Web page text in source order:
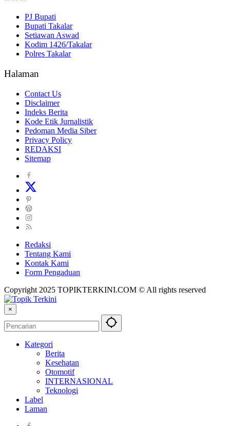
PJ Bupati
Bupati Takalar
Setiawan Aswad
Kodim 1426/Takalar
Polres Takalar
Halaman
Contact Us
Disclaimer
Indeks Berita
Kode Etik Jurnalistik
Pedoman Media Siber
Privacy Policy
REDAKSI
Sitemap
Redaksi
Tentang Kami
Kontak Kami
Form Pengaduan
Copyright 2025 TOPIKTERKINI.COM © All rights reserved
×
Kategori
Berita
Kesehatan
Otomotif
INTERNASIONAL
Teknologi
Label
Laman